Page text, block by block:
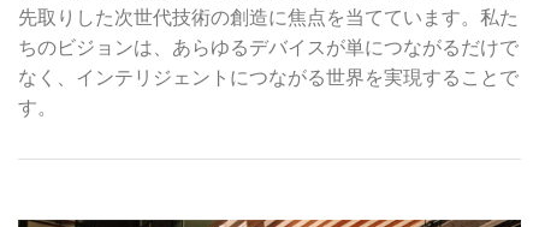
先取りした次世代技術の創造に焦点を当てています。私た
ちのビジョンは、あらゆるデバイスが単につながるだけで
なく、インテリジェントにつながる世界を実現することで
す。